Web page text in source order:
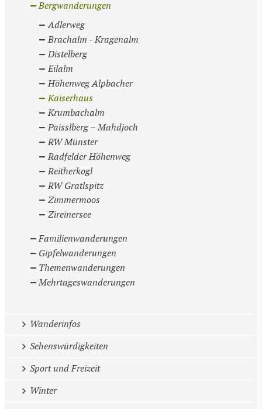
Bergwanderungen
Adlerweg
Brachalm - Kragenalm
Distelberg
Eilalm
Höhenweg Alpbacher
Kaiserhaus
Krumbachalm
Paisslberg – Mahdjoch
RW Münster
Radfelder Höhenweg
Reitherkogl
RW Gratlspitz
Zimmermoos
Zireinersee
Familienwanderungen
Gipfelwanderungen
Themenwanderungen
Mehrtageswanderungen
Wanderinfos
Sehenswürdigkeiten
Sport und Freizeit
Winter